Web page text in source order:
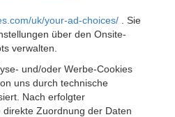
uk/your-ad-choices/
. Sie
über den Onsite-
verwalten.
und/oder Werbe-Cookies
uns durch technische
Nach erfolgter
Zuordnung der Daten